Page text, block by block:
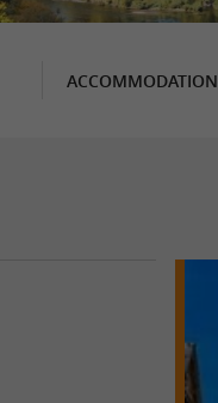
ACCOMMODATION